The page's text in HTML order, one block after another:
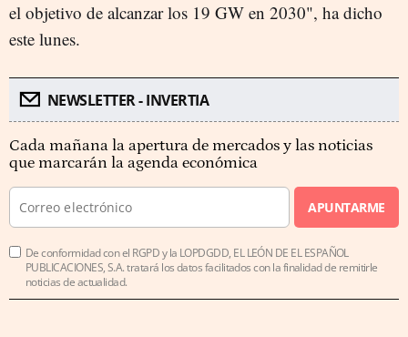
el objetivo de alcanzar los 19 GW en 2030", ha dicho
este lunes.
NEWSLETTER - INVERTIA
Cada mañana la apertura de mercados y las noticias
que marcarán la agenda económica
APUNTARME
De conformidad con el RGPD y la LOPDGDD, EL LEÓN DE EL ESPAÑOL
PUBLICACIONES, S.A. tratará los datos facilitados con la finalidad de remitirle
noticias de actualidad.